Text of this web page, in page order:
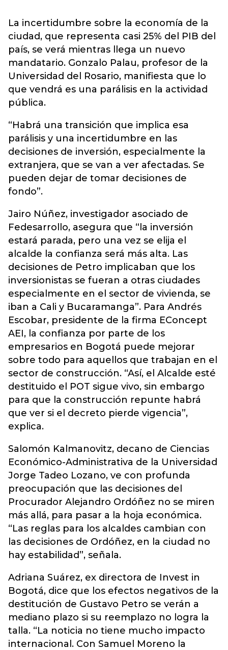
La incertidumbre sobre la economía de la
ciudad, que representa casi 25% del PIB del
país, se verá mientras llega un nuevo
mandatario. Gonzalo Palau, profesor de la
Universidad del Rosario, manifiesta que lo
que vendrá es una parálisis en la actividad
pública.
“Habrá una transición que implica esa
parálisis y una incertidumbre en las
decisiones de inversión, especialmente la
extranjera, que se van a ver afectadas. Se
pueden dejar de tomar decisiones de
fondo”.
Jairo Núñez, investigador asociado de
Fedesarrollo, asegura que “la inversión
estará parada, pero una vez se elija el
alcalde la confianza será más alta. Las
decisiones de Petro implicaban que los
inversionistas se fueran a otras ciudades
especialmente en el sector de vivienda, se
iban a Cali y Bucaramanga”. Para Andrés
Escobar, presidente de la firma EConcept
AEI, la confianza por parte de los
empresarios en Bogotá puede mejorar
sobre todo para aquellos que trabajan en el
sector de construcción. “Así, el Alcalde esté
destituido el POT sigue vivo, sin embargo
para que la construcción repunte habrá
que ver si el decreto pierde vigencia”,
explica.
Salomón Kalmanovitz, decano de Ciencias
Económico-Administrativa de la Universidad
Jorge Tadeo Lozano, ve con profunda
preocupación que las decisiones del
Procurador Alejandro Ordóñez no se miren
más allá, para pasar a la hoja económica.
“Las reglas para los alcaldes cambian con
las decisiones de Ordóñez, en la ciudad no
hay estabilidad”, señala.
Adriana Suárez, ex directora de Invest in
Bogotá, dice que los efectos negativos de la
destitución de Gustavo Petro se verán a
mediano plazo si su reemplazo no logra la
talla. “La noticia no tiene mucho impacto
internacional. Con Samuel Moreno la